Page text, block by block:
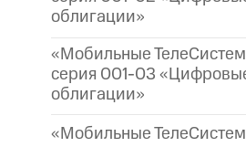
облигации»
«Мобильные
серия 001-03
облигации»
«Мобильные